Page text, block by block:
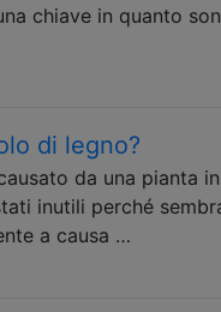
chiave in quanto
di legno?
da una pianta
inutili perché
a causa …